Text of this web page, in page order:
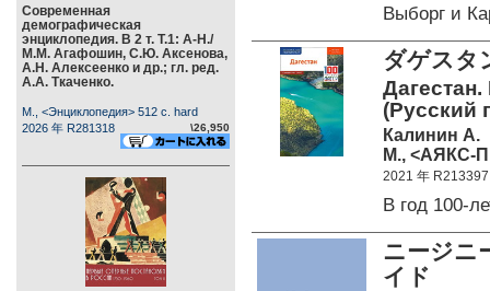
Современная
демографическая
энциклопедия. В 2 т. Т.1: А-Н./
М.М. Агафошин, С.Ю. Аксенова,
А.Н. Алексеенко и др.; гл. ред.
А.А. Ткаченко.
М., <Энциклопедия> 512 c. hard
2026 年 R281318
\26,950
Выборг и
ダゲスタ
(Русский
Калинин А.
М., <АЯКС-
2021 年 R213397
В год 100-
ニージニ
イド